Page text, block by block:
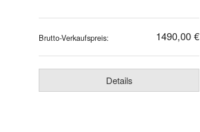
Brutto-Verkaufspreis: 1490,00 €
Details